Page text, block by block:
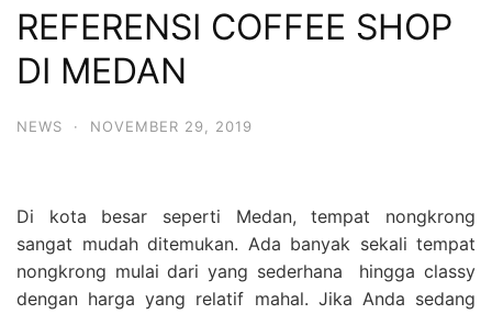
REFERENSI COFFEE SHOP
DI MEDAN
NEWS · NOVEMBER 29, 2019
Di kota besar seperti Medan, tempat nongkrong
sangat mudah ditemukan. Ada banyak sekali tempat
nongkrong mulai dari yang sederhana hingga classy
dengan harga yang relatif mahal. Jika Anda sedang